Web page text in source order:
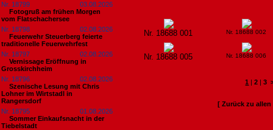
Nr. 18799
03.08.2026
Fotogruß am frühen Morgen
vom Flatschachersee
Nr. 18798
02.08.2026
Feuerwehr Steuerberg feierte
traditionelle Feuerwehrfest
Nr. 18797
02.08.2026
Vernissage Eröffnung in
Grosskirchheim
Nr. 18796
02.08.2026
Szenische Lesung mit Chris
Lohner im Wirtstadl in
Rangersdorf
Nr. 18795
01.08.2026
Sommer Einkaufsnacht in der
Tiebelstadt
Nr. 18688 001 Nr. 18688 002
Nr. 18688 005 Nr. 18688 006
1 |2 |3
[ Zurück zu